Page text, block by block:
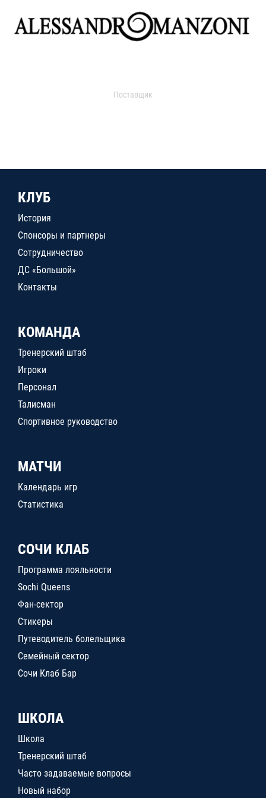
Поставщик
КЛУБ
История
Спонсоры и партнеры
Сотрудничество
ДС «Большой»
Контакты
КОМАНДА
Тренерский штаб
Игроки
Персонал
Талисман
Спортивное руководство
МАТЧИ
Календарь игр
Статистика
СОЧИ КЛАБ
Программа лояльности
Sochi Queens
Фан-сектор
Стикеры
Путеводитель болельщика
Семейный сектор
Сочи Клаб Бар
ШКОЛА
Школа
Тренерский штаб
Часто задаваемые вопросы
Новый набор